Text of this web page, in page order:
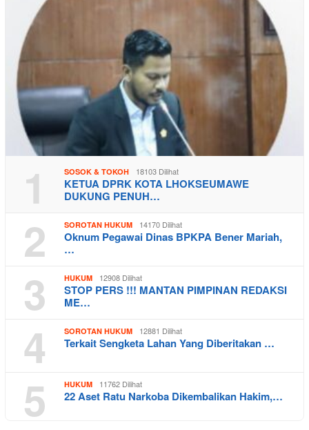
1 SOSOK & TOKOH 18103 Dilihat
KETUA DPRK KOTA LHOKSEUMAWE
DUKUNG PENUH…
2 SOROTAN HUKUM 14170 Dilihat
Oknum Pegawai Dinas BPKPA Bener Mariah,
…
3 HUKUM 12908 Dilihat
STOP PERS !!! MANTAN PIMPINAN REDAKSI
ME…
4 SOROTAN HUKUM 12881 Dilihat
Terkait Sengketa Lahan Yang Diberitakan …
5 HUKUM 11762 Dilihat
22 Aset Ratu Narkoba Dikembalikan Hakim,…